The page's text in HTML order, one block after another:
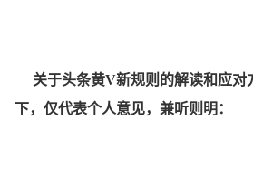
关于头条黄V新规则的解读和应对
下，仅代表个人意见，兼听则明：